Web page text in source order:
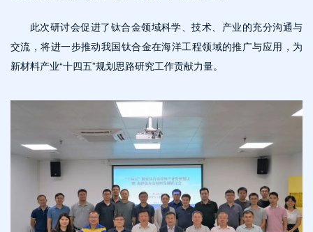
此次研讨会促进了钛合金领域科学、技术、产业的充分沟通与
交流，将进一步推动我国钛合金在海洋工程领域的推广与应用，为
新材料产业“十四五”规划思路研究工作贡献力量。